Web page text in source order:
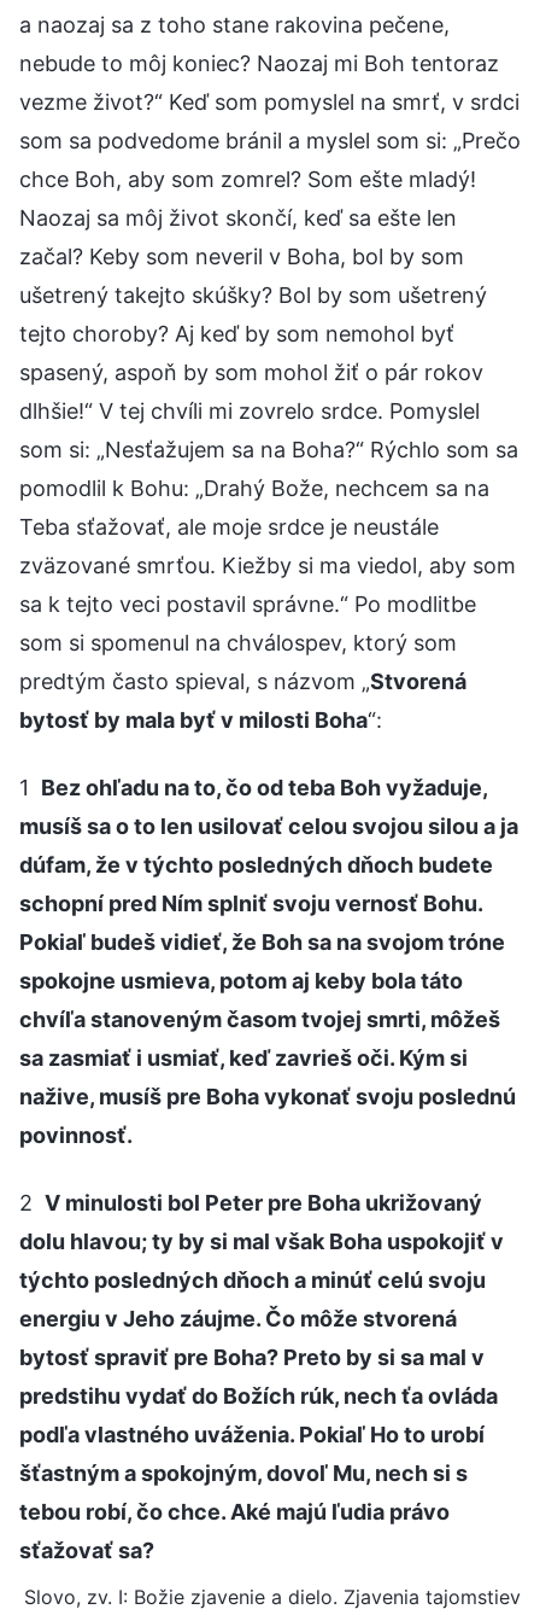
a naozaj sa z toho stane rakovina pečene,
nebude to môj koniec? Naozaj mi Boh tentoraz
vezme život?“ Keď som pomyslel na smrť, v srdci
som sa podvedome bránil a myslel som si: „Prečo
chce Boh, aby som zomrel? Som ešte mladý!
Naozaj sa môj život skončí, keď sa ešte len
začal? Keby som neveril v Boha, bol by som
ušetrený takejto skúšky? Bol by som ušetrený
tejto choroby? Aj keď by som nemohol byť
spasený, aspoň by som mohol žiť o pár rokov
dlhšie!“ V tej chvíli mi zovrelo srdce. Pomyslel
som si: „Nesťažujem sa na Boha?“ Rýchlo som sa
pomodlil k Bohu: „Drahý Bože, nechcem sa na
Teba sťažovať, ale moje srdce je neustále
zväzované smrťou. Kiežby si ma viedol, aby som
sa k tejto veci postavil správne.“ Po modlitbe
som si spomenul na chválospev, ktorý som
predtým často spieval, s názvom „Stvorená
bytosť by mala byť v milosti Boha“:
1 Bez ohľadu na to, čo od teba Boh vyžaduje,
musíš sa o to len usilovať celou svojou silou a ja
dúfam, že v týchto posledných dňoch budete
schopní pred Ním splniť svoju vernosť Bohu.
Pokiaľ budeš vidieť, že Boh sa na svojom tróne
spokojne usmieva, potom aj keby bola táto
chvíľa stanoveným časom tvojej smrti, môžeš
sa zasmiať i usmiať, keď zavrieš oči. Kým si
nažive, musíš pre Boha vykonať svoju poslednú
povinnosť.
2 V minulosti bol Peter pre Boha ukrižovaný
dolu hlavou; ty by si mal však Boha uspokojiť v
týchto posledných dňoch a minúť celú svoju
energiu v Jeho záujme. Čo môže stvorená
bytosť spraviť pre Boha? Preto by si sa mal v
predstihu vydať do Božích rúk, nech ťa ovláda
podľa vlastného uváženia. Pokiaľ Ho to urobí
šťastným a spokojným, dovoľ Mu, nech si s
tebou robí, čo chce. Aké majú ľudia právo
sťažovať sa?
Slovo, zv. I: Božie zjavenie a dielo. Zjavenia tajomstiev